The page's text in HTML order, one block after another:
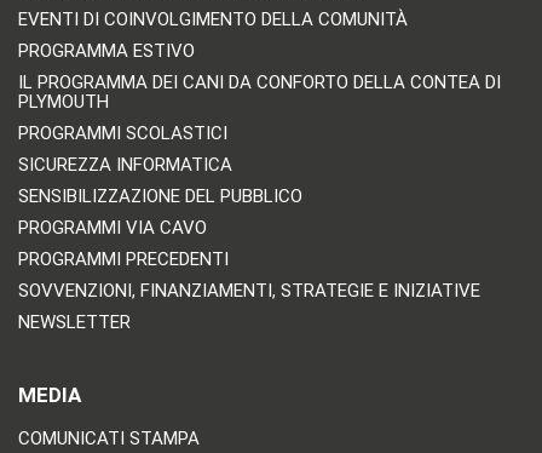
EVENTI DI COINVOLGIMENTO DELLA COMUNITÀ
PROGRAMMA ESTIVO
IL PROGRAMMA DEI CANI DA CONFORTO DELLA CONTEA DI
PLYMOUTH
PROGRAMMI SCOLASTICI
SICUREZZA INFORMATICA
SENSIBILIZZAZIONE DEL PUBBLICO
PROGRAMMI VIA CAVO
PROGRAMMI PRECEDENTI
SOVVENZIONI, FINANZIAMENTI, STRATEGIE E INIZIATIVE
NEWSLETTER
MEDIA
COMUNICATI STAMPA